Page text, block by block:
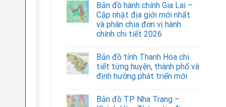
Bản đồ hành chính Gia Lai –
Cập nhật địa giới mới nhất
và phân chia đơn vị hành
chính chi tiết 2026
Bản đồ tỉnh Thanh Hóa chi
tiết từng huyện, thành phố và
định hướng phát triển mới
Bản đồ TP Nha Trang –